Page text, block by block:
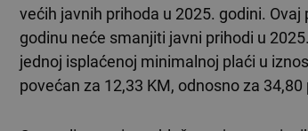
većih javnih prihoda u 2025. godini.
godinu neće smanjiti javni prihodi u
jednoj isplaćenoj minimalnoj plaći u
povećan za 12,33 KM, odnosno za